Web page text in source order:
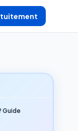
Guide